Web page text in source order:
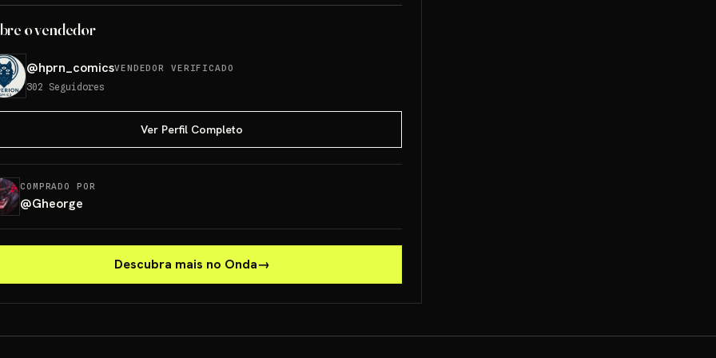
o vendedor
@hprn_comicsVENDEDOR VERIFICADO
302 Seguidores
Ver Perfil Completo
COMPRADO POR
@Gheorge
Descubra mais no Onda→